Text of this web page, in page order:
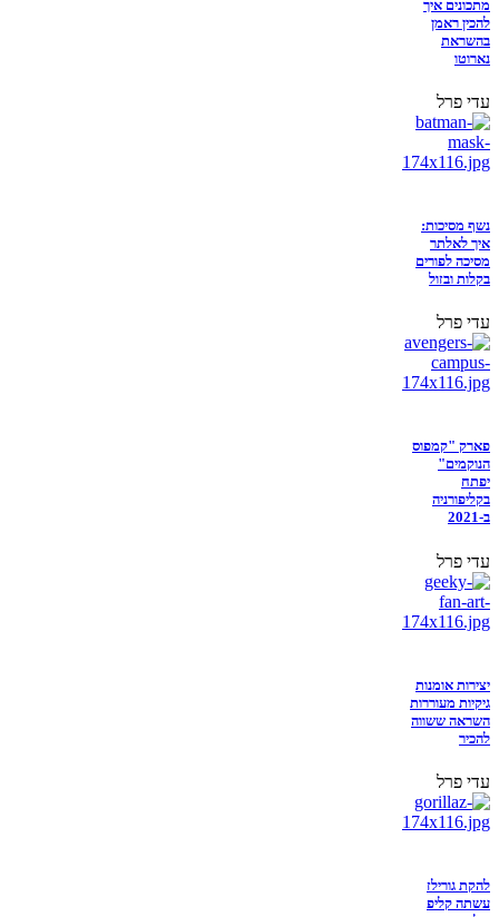
מתכונים איך
להכין ראמן
בהשראת
נארוטו
עדי פרל
נשף מסיכות:
איך לאלתר
מסיכה לפורים
בקלות ובזול
עדי פרל
פארק "קמפוס
הנוקמים"
יפתח
בקליפורניה
ב-2021
עדי פרל
יצירות אומנות
גיקיות מעוררות
השראה ששווה
להכיר
עדי פרל
להקת גורילז
עשתה קליפ